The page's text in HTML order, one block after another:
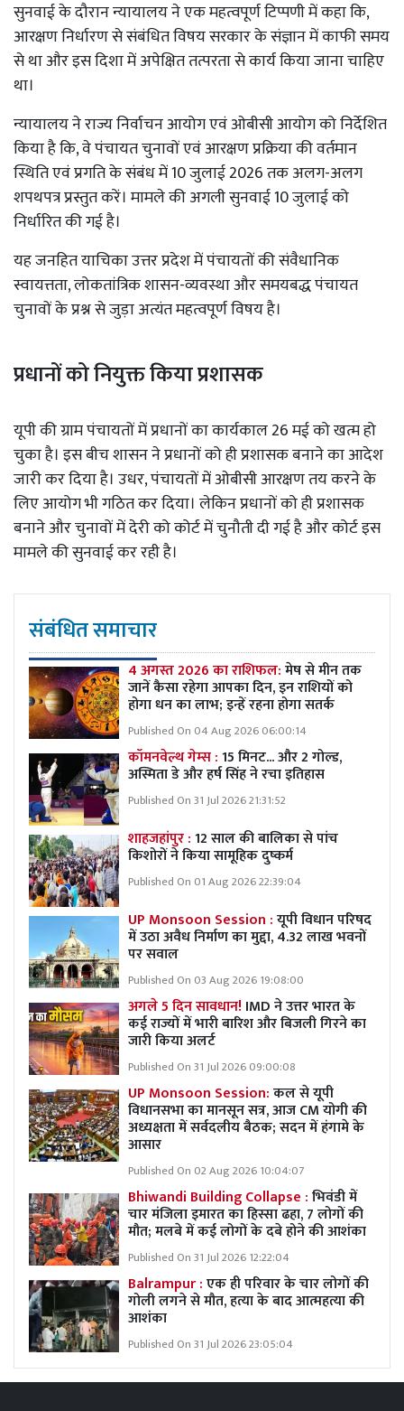
सुनवाई के दौरान न्यायालय ने एक महत्वपूर्ण टिप्पणी में कहा कि,
आरक्षण निर्धारण से संबंधित विषय सरकार के संज्ञान में काफी समय
से था और इस दिशा में अपेक्षित तत्परता से कार्य किया जाना चाहिए
था।
न्यायालय ने राज्य निर्वाचन आयोग एवं ओबीसी आयोग को निर्देशित
किया है कि, वे पंचायत चुनावों एवं आरक्षण प्रक्रिया की वर्तमान
स्थिति एवं प्रगति के संबंध में 10 जुलाई 2026 तक अलग-अलग
शपथपत्र प्रस्तुत करें। मामले की अगली सुनवाई 10 जुलाई को
निर्धारित की गई है।
यह जनहित याचिका उत्तर प्रदेश में पंचायतों की संवैधानिक
स्वायत्तता, लोकतांत्रिक शासन-व्यवस्था और समयबद्ध पंचायत
चुनावों के प्रश्न से जुड़ा अत्यंत महत्वपूर्ण विषय है।
प्रधानों को नियुक्त किया प्रशासक
यूपी की ग्राम पंचायतों में प्रधानों का कार्यकाल 26 मई को खत्म हो
चुका है। इस बीच शासन ने प्रधानों को ही प्रशासक बनाने का आदेश
जारी कर दिया है। उधर, पंचायतों में ओबीसी आरक्षण तय करने के
लिए आयोग भी गठित कर दिया। लेकिन प्रधानों को ही प्रशासक
बनाने और चुनावों में देरी को कोर्ट में चुनौती दी गई है और कोर्ट इस
मामले की सुनवाई कर रही है।
संबंधित समाचार
4 अगस्त 2026 का राशिफल:मेष से मीन तक
जानें कैसा रहेगा आपका दिन, इन राशियों को
होगा धन का लाभ; इन्हें रहना होगा सतर्क
Published On 04 Aug 2026 06:00:14
कॉमनवेल्थ गेम्स :15 मिनट... और 2 गोल्ड,
अस्मिता डे और हर्ष सिंह ने रचा इतिहास
Published On 31 Jul 2026 21:31:52
शाहजहांपुर :12 साल की बालिका से पांच
किशोरों ने किया सामूहिक दुष्कर्म
Published On 01 Aug 2026 22:39:04
UP Monsoon Session :यूपी विधान परिषद
में उठा अवैध निर्माण का मुद्दा, 4.32 लाख भवनों
पर सवाल
Published On 03 Aug 2026 19:08:00
अगले 5 दिन सावधान! IMD ने उत्तर भारत के
कई राज्यों में भारी बारिश और बिजली गिरने का
जारी किया अलर्ट
Published On 31 Jul 2026 09:00:08
UP Monsoon Session:कल से यूपी
विधानसभा का मानसून सत्र, आज CM योगी की
अध्यक्षता में सर्वदलीय बैठक; सदन में हंगामे के
आसार
Published On 02 Aug 2026 10:04:07
Bhiwandi Building Collapse :भिवंडी में
चार मंजिला इमारत का हिस्सा ढहा, 7 लोगों की
मौत; मलबे में कई लोगों के दबे होने की आशंका
Published On 31 Jul 2026 12:22:04
Balrampur :एक ही परिवार के चार लोगों की
गोली लगने से मौत, हत्या के बाद आत्महत्या की
आशंका
Published On 31 Jul 2026 23:05:04